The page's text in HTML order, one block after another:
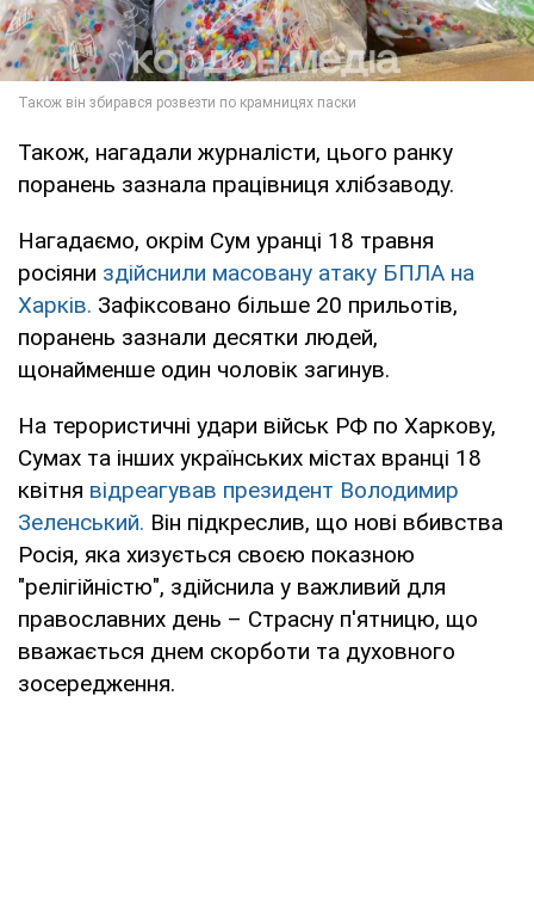
Також, нагадали журналісти, цього ранку
поранень зазнала працівниця хлібзаводу.
Нагадаємо, окрім Сум уранці 18 травня
росіяни здійснили масовану атаку БПЛА на
Харків. Зафіксовано більше 20 прильотів,
поранень зазнали десятки людей,
щонайменше один чоловік загинув.
На терористичні удари військ РФ по Харкову,
Сумах та інших українських містах вранці 18
квітня відреагував президент Володимир
Зеленський. Він підкреслив, що нові вбивства
Росія, яка хизується своєю показною
"релігійністю", здійснила у важливий для
православних день – Страсну п'ятницю, що
вважається днем скорботи та духовного
зосередження.